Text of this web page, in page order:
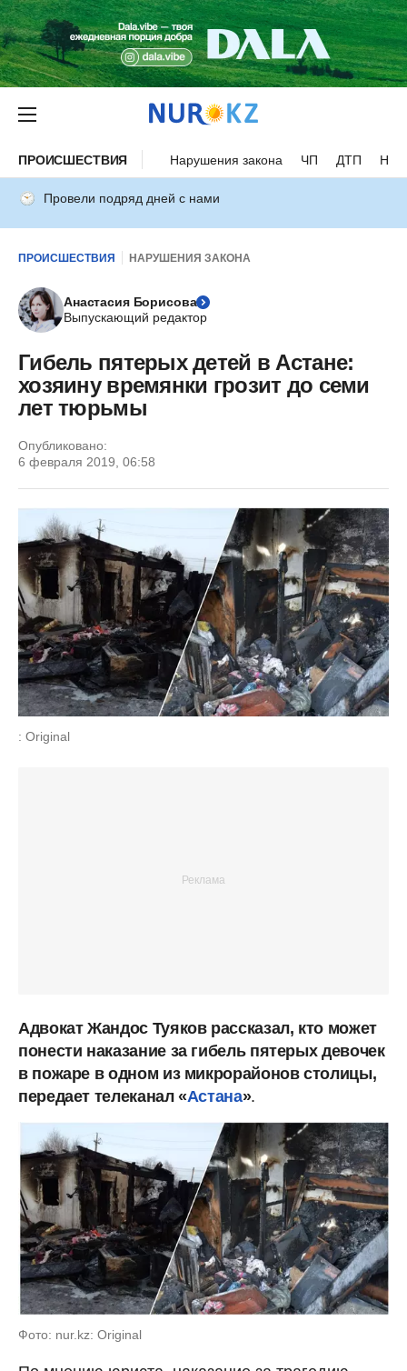
ПРОИСШЕСТВИЯ Нарушения закона ЧП ДТП
Провели подряд дней с нами
ПРОИСШЕСТВИЯ НАРУШЕНИЯ ЗАКОНА
Анастасия Борисова
Выпускающий редактор
Гибель пятерых детей в Астане:
хозяину времянки грозит до семи
лет тюрьмы
Опубликовано:
6 февраля 2019, 06:58
: Original
Адвокат Жандос Туяков рассказал, кто может
понести наказание за гибель пятерых девочек
в пожаре в одном из микрорайонов столицы,
передает телеканал «Астана».
Фото: nur.kz: Original